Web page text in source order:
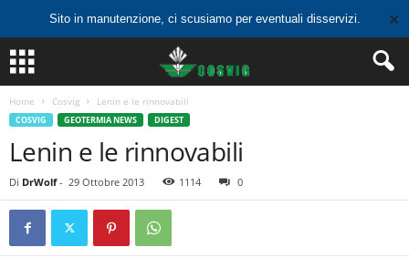
Sito in manutenzione, ci scusiamo per eventuali disservizi. ✕
Home Cosvig Lenin e le rinnovabili
COSVIG GEOTERMIA NEWS DIGEST
Lenin e le rinnovabili
Di DrWolf- 29 Ottobre 2013 1114 0